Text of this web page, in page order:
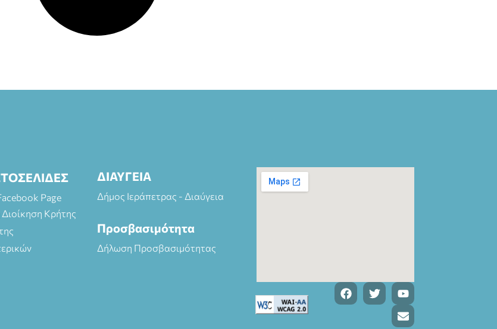
Page
Κρήτης
ΔΙΑΥΓΕΙΑ
Δήμος Ιεράπετρας - Διαύγεια
Προσβασιμότητα
Δήλωση Προσβασιμότητας